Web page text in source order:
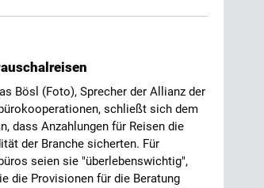
Bösl (Foto), Sprecher der Allianz der
schließt sich dem
dass Anzahlungen für Reisen die
der Branche sicherten. Für
seien sie "überlebenswichtig",
die Provisionen für die Beratung